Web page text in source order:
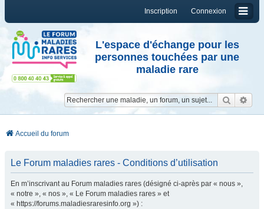
Connexion
Inscription
L'espace d'échange pour les
personnes touchées par une
maladie rare
Accueil du forum
Le Forum maladies rares - Conditions d’utilisation
En m’inscrivant au Forum maladies rares (désigné ci-après par « nous »,
« notre », « nos », « Le Forum maladies rares » et
« https://forums.maladiesraresinfo.org ») :